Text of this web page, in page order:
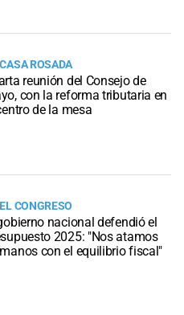
ROSADA
reunión del Consejo de
con la reforma tributaria en
de la mesa
CONGRESO
nacional defendió el
2025: "Nos atamos
con el equilibrio fiscal"